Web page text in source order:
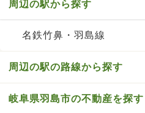
周辺の駅から探す
名鉄竹鼻・羽島線
周辺の駅の路線から探す
岐阜県羽島市の不動産を探す